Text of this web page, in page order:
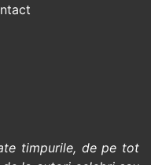
timpurile, de pe tot